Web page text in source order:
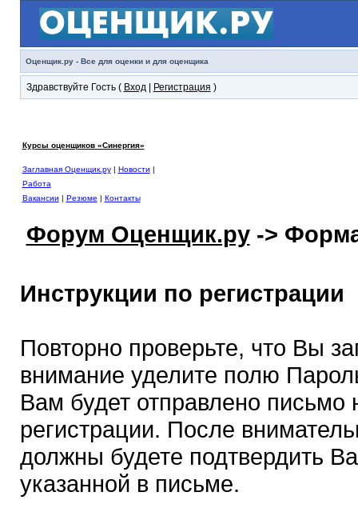
Оценщик.ру - Все для оценки и для оценщика
Здравствуйте Гость ( Вход| Регистрация )
Курсы оценщиков «Синергия»
Заглавная Оценщик.ру| Новости |
Работа
Вакансии | Резюме | Контакты
Форум Оценщик.ру->
Инструкции по регистрации
Повторно проверьте, что Вы
внимание уделите полю
Вам будет отправлено
регистрации. После
должны будете подтвердить
указанной в письме.